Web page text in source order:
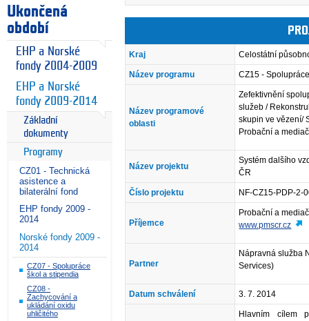
Ukončená
období
EHP a Norské
fondy 2004-2009
EHP a Norské
fondy 2009-2014
Základní
dokumenty
Programy
CZ01 - Technická
asistence a
bilaterální fond
EHP fondy 2009 -
2014
Norské fondy 2009 -
2014
CZ07 - Spolupráce
škol a stipendia
CZ08 -
Zachycování a
ukládání oxidu
uhličitého
Kraj Celostátní
Název programu CZ15 -
Název programové
oblasti
Zefektivnění
služeb /
skupin ve vězení/
Probační a
Název projektu
Systém dalšího
ČR
Číslo projektu NF-CZ15-PDP-2-
Příjemce
Probační a
www.pmscr.cz
Partner
Nápravná služba
Services)
Datum schválení 3. 7. 2014
Hlavním cílem